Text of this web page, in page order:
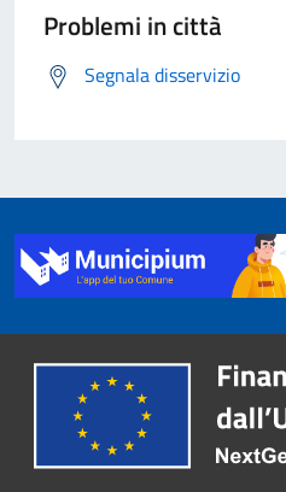
Problemi in città
Segnala disservizio